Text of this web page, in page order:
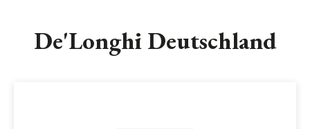
De'Longhi Deutschland